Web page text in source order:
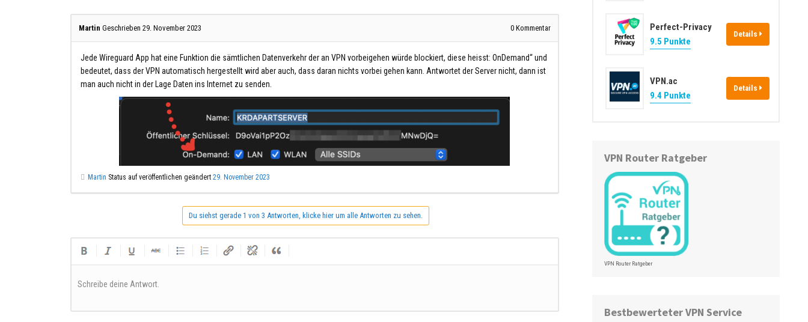
Martin Geschrieben 29. November 2023 0Kommentar
Jede Wireguard App hat eine Funktion die sämtlichen Datenverkehr der an VPN vorbeigehen würde blockiert, diese heisst: OnDemand“ und
bedeutet, dass der VPN automatisch hergestellt wird aber auch, dass daran nichts vorbei gehen kann. Antwortet der Server nicht, dann ist
man auch nicht in der Lage Daten ins Internet zu senden.
Martin Status auf veröffentlichen geändert 29. November 2023
Du siehst gerade 1 von 3 Antworten, klicke hier um alle Antworten zu sehen.
Schreibe deine Antwort.
Perfect-Privacy
9.5 Punkte
Details
VPN.ac
9.4 Punkte
Details
VPN Router Ratgeber
VPN Router Ratgeber
Bestbewerteter VPN Service